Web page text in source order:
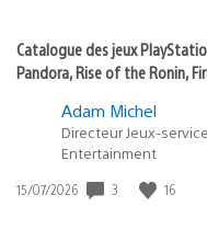
Catalogue des jeux
Pandora, Rise of the Ronin,
Adam Michel
Directeur Jeux-
Entertainment
Date
15/07/2026 3 16